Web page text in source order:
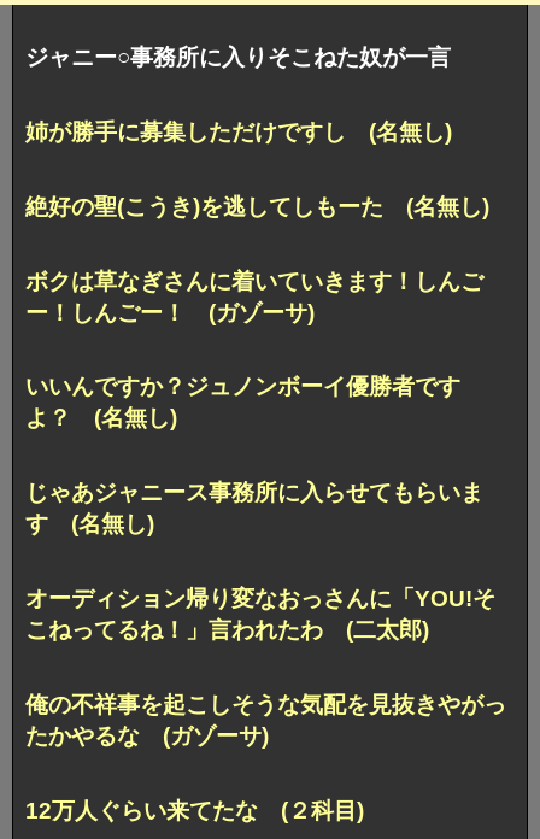
ジャニー○事務所に入りそこねた奴が一言
姉が勝手に募集しただけですし (名無し)
絶好の聖(こうき)を逃してしもーた (名無し)
ボクは草なぎさんに着いていきます！しんご
ー！しんごー！ (ガゾーサ)
いいんですか？ジュノンボーイ優勝者です
よ？ (名無し)
じゃあジャニース事務所に入らせてもらいま
す (名無し)
オーディション帰り変なおっさんに「YOU!そ
こねってるね！」言われたわ (二太郎)
俺の不祥事を起こしそうな気配を見抜きやがっ
たかやるな (ガゾーサ)
12万人ぐらい来てたな (２科目)